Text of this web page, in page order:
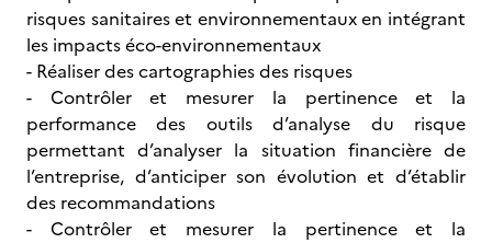
risques sanitaires et environnementaux en intégrant
les impacts éco-environnementaux
- Réaliser des cartographies des risques
- Contrôler et mesurer la pertinence et la
performance des outils d’analyse du risque
permettant d’analyser la situation financière de
l’entreprise, d’anticiper son évolution et d’établir
des recommandations
- Contrôler et mesurer la pertinence et la